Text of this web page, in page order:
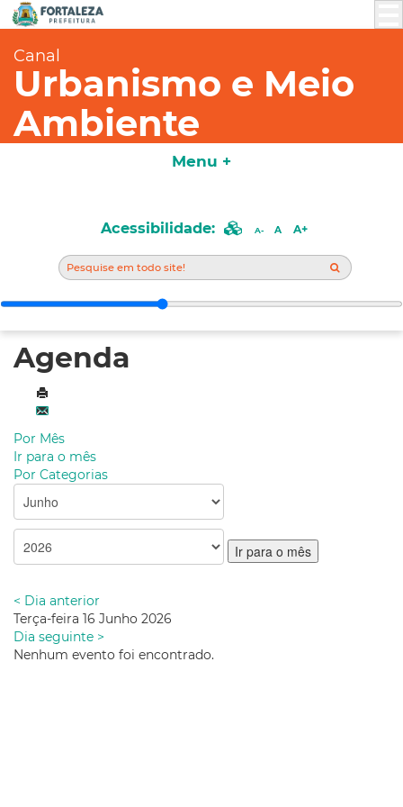
Canal
Urbanismo e Meio
Ambiente
Acessibilidade: A
Agenda
Por Mês
Ir para o mês
Por Categorias
Ir para o mês
< Dia anterior
Terça-feira 16 Junho 2026
Dia seguinte >
Nenhum evento foi encontrado.